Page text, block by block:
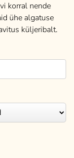
korral nende
ühe algatuse
küljeribalt.